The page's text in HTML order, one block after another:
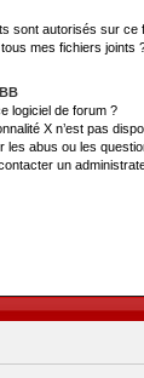
sont autorisés sur ce
mes fichiers joints
logiciel de forum ?
X n’est pas
les abus ou les
un